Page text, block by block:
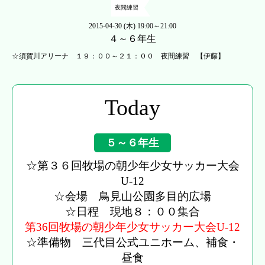
夜間練習
2015-04-30 (木) 19:00～21:00
４～６年生
☆須賀川アリーナ １９：００～２１：００ 夜間練習 【伊藤】
Today
５～６年生
☆第３６回牧場の朝少年少女サッカー大会
U-12
☆会場 鳥見山公園多目的広場
☆日程 現地８：００集合
第36回牧場の朝少年少女サッカー大会U-12
☆準備物 三代目公式ユニホーム、補食・
昼食